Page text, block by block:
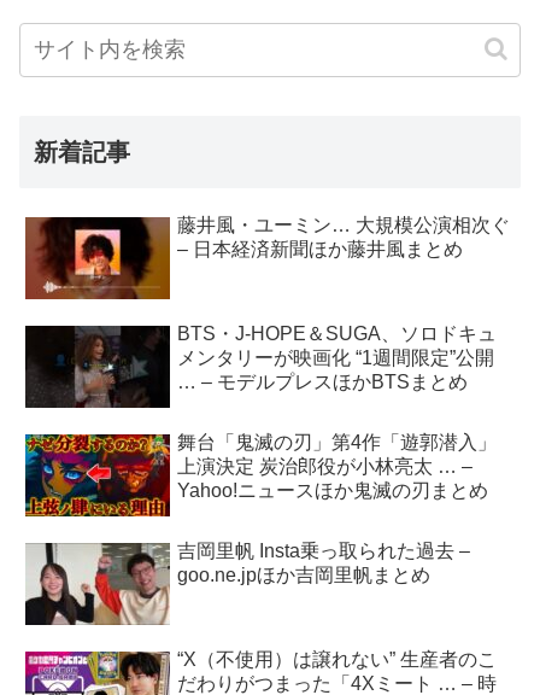
新着記事
藤井風・ユーミン… 大規模公演相次ぐ
– 日本経済新聞ほか藤井風まとめ
BTS・J-HOPE＆SUGA、ソロドキュ
メンタリーが映画化 “1週間限定”公開
… – モデルプレスほかBTSまとめ
舞台「鬼滅の刃」第4作「遊郭潜入」
上演決定 炭治郎役が小林亮太 … –
Yahoo!ニュースほか鬼滅の刃まとめ
吉岡里帆 Insta乗っ取られた過去 –
goo.ne.jpほか吉岡里帆まとめ
“X（不使用）は譲れない” 生産者のこ
だわりがつまった「4Xミート … – 時